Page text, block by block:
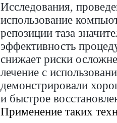
Исследования,
использование
репозиции таза
эффективность
снижает риски
лечение с
демонстрировали
и быстрое
Применение таких